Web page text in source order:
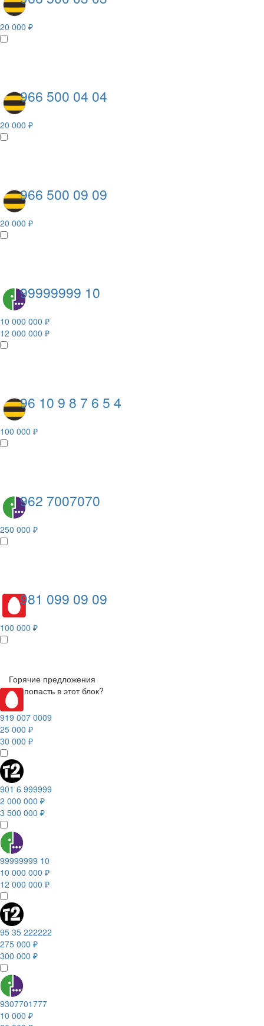
20 000 ₽
966 500 04 04
20 000 ₽
966 500 09 09
20 000 ₽
99999999 10
10 000 000 ₽
12 000 000 ₽
96 10 9 8 7 6 5 4
100 000 ₽
962 7007070
250 000 ₽
981 099 09 09
100 000 ₽
Горячие предложения
Как попасть в этот блок?
919 007 0009
25 000 ₽
30 000 ₽
901 6 999999
2 000 000 ₽
3 500 000 ₽
99999999 10
10 000 000 ₽
12 000 000 ₽
95 35 222222
275 000 ₽
300 000 ₽
9307701777
10 000 ₽